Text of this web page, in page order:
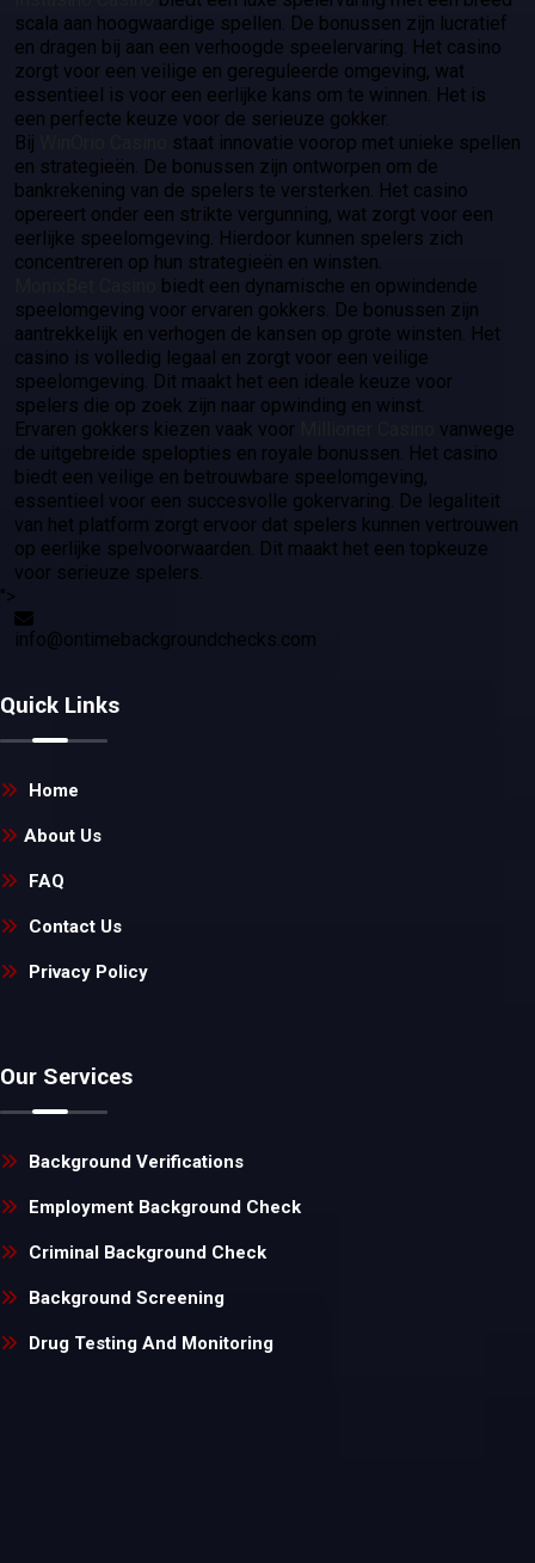
scala aan hoogwaardige spellen. De bonussen zijn lucratief
en dragen bij aan een verhoogde speelervaring. Het casino
zorgt voor een veilige en gereguleerde omgeving, wat
essentieel is voor een eerlijke kans om te winnen. Het is
een perfecte keuze voor de serieuze gokker.
Bij
staat innovatie voorop met unieke spellen
en strategieën. De bonussen zijn ontworpen om de
bankrekening van de spelers te versterken. Het casino
opereert onder een strikte vergunning, wat zorgt voor een
eerlijke speelomgeving. Hierdoor kunnen spelers zich
concentreren op hun strategieën en winsten.
biedt een dynamische en opwindende
speelomgeving voor ervaren gokkers. De bonussen zijn
aantrekkelijk en verhogen de kansen op grote winsten. Het
casino is volledig legaal en zorgt voor een veilige
speelomgeving. Dit maakt het een ideale keuze voor
spelers die op zoek zijn naar opwinding en winst.
Ervaren gokkers kiezen vaak voor
vanwege
de uitgebreide spelopties en royale bonussen. Het casino
biedt een veilige en betrouwbare speelomgeving,
essentieel voor een succesvolle gokervaring. De legaliteit
van het platform zorgt ervoor dat spelers kunnen vertrouwen
op eerlijke spelvoorwaarden. Dit maakt het een topkeuze
voor serieuze spelers.
">
info@ontimebackgroundchecks.com
Quick Links
Home
About Us
FAQ
Contact Us
Privacy Policy
Our Services
Background Verifications
Employment Background Check
Criminal Background Check
Background Screening
Drug Testing And Monitoring